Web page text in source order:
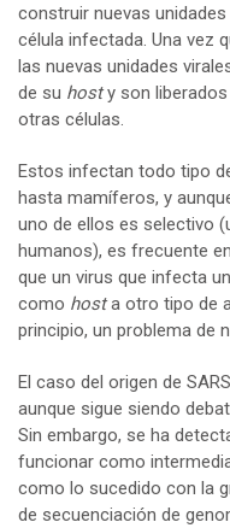
construir nuevas
célula infectada. Una vez
las nuevas unidades
de su hosty son liberados
otras células.
Estos infectan todo tipo
hasta mamíferos, y
uno de ellos es selectivo
humanos), es frecuente
que un virus que infecta
como hosta otro tipo de
principio, un problema de
El caso del origen de
aunque sigue siendo
Sin embargo, se ha
funcionar como
como lo sucedido con la
de secuenciación de